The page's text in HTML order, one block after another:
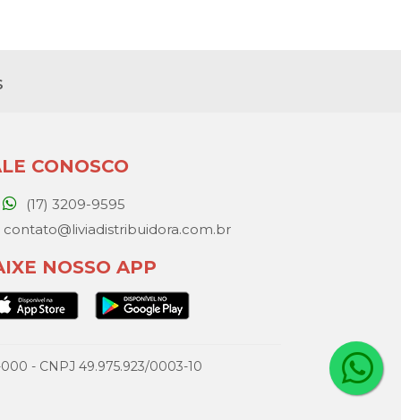
CONOSCO
(17) 3209-9595
contato@liviadistribuidora.com.br
NOSSO APP
- CNPJ 49.975.923/0003-10